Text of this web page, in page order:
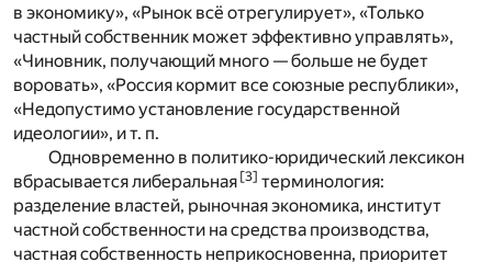
в экономику», «Рынок всё отрегулирует», «Только
частный собственник может эффективно управлять»,
«Чиновник, получающий много — больше не будет
воровать», «Россия кормит все союзные республики»,
«Недопустимо установление государственной
идеологии», и т. п.
Одновременно в политико-юридический лексикон
вбрасывается либеральная [3] терминология:
разделение властей, рыночная экономика, институт
частной собственности на средства производства,
частная собственность неприкосновенна, приоритет